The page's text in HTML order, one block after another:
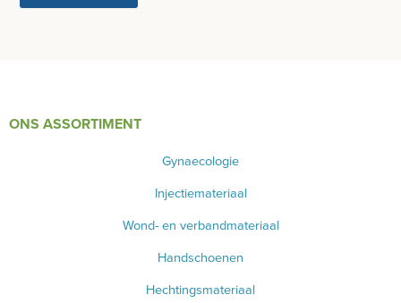
ONS ASSORTIMENT
Gynaecologie
Injectiemateriaal
Wond- en verbandmateriaal
Handschoenen
Hechtingsmateriaal